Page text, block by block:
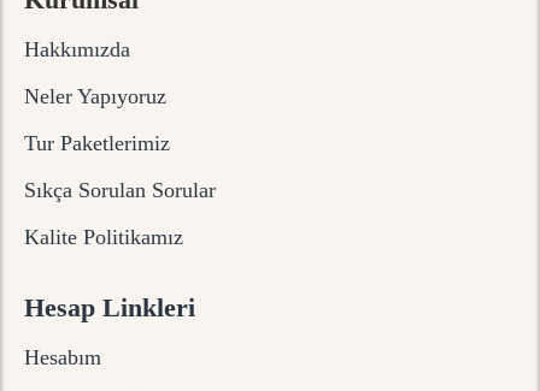
Hakkımızda
Neler Yapıyoruz
Tur Paketlerimiz
Sıkça Sorulan Sorular
Kalite Politikamız
Hesap Linkleri
Hesabım